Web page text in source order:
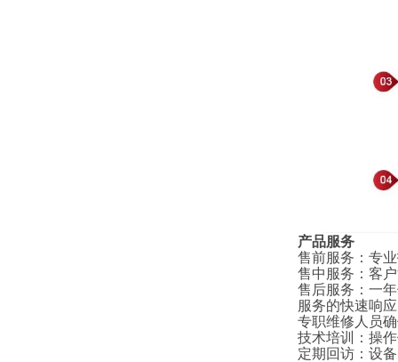
产品服务
售前服务 ： 专
售中服务 ： 客
售后服务 ： 一
服务的快速响应
专职维修人员
技术培训
： 操
定期回访 ： 设